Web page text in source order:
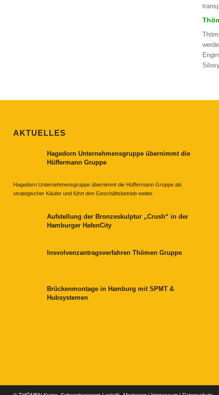
AKTUELLES
Hagedorn Unternehmensgruppe übernimmt die
Hüffermann Gruppe
Hagedorn Unternehmensgruppe übernimmt die Hüffermann Gruppe als
strategischer Käufer und führt den Geschäftsbetrieb weiter.
Aufstellung der Bronzeskulptur „Crush“ in der
Hamburger HafenCity
Insvolvenzantragsverfahren Thömen Gruppe
Brückenmontage in Hamburg mit SPMT &
Hubsystemen